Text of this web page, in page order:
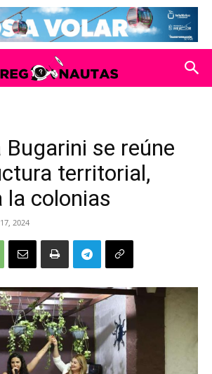
Bugarini se reúne
territorial,
la colonias
2024